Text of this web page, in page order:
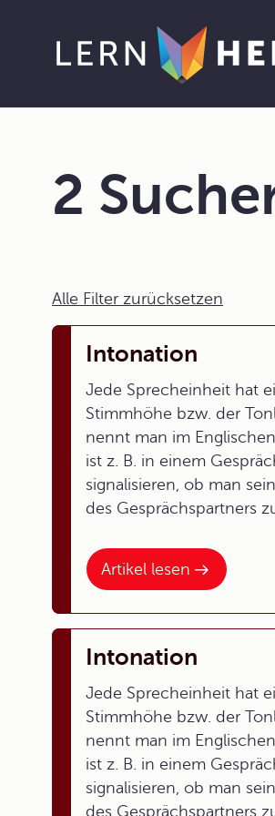
2
Alle Filter zurücksetzen
Artikel lesen
Intonation
Jede Sprecheinheit hat
Stimmhöhe bzw. der
nennt man im Englischen
ist z. B. in einem
signalisieren, ob man
des Gesprächspartners
Intonation
Jede Sprecheinheit hat
Stimmhöhe bzw. der
nennt man im Englischen
ist z. B. in einem
signalisieren, ob man
des Gesprächspartners